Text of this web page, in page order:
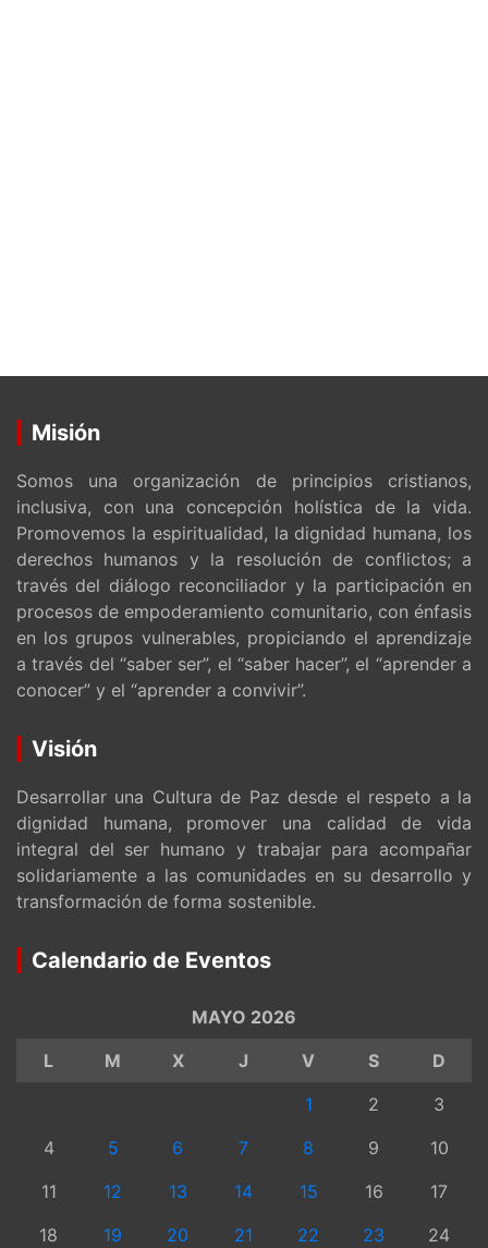
Misión
Somos una organización de principios cristianos,
inclusiva, con una concepción holística de la vida.
Promovemos la espiritualidad, la dignidad humana, los
derechos humanos y la resolución de conflictos; a
través del diálogo reconciliador y la participación en
procesos de empoderamiento comunitario, con énfasis
en los grupos vulnerables, propiciando el aprendizaje
a través del “saber ser”, el “saber hacer”, el “aprender a
conocer” y el “aprender a convivir”.
Visión
Desarrollar una Cultura de Paz desde el respeto a la
dignidad humana, promover una calidad de vida
integral del ser humano y trabajar para acompañar
solidariamente a las comunidades en su desarrollo y
transformación de forma sostenible.
Calendario de Eventos
MAYO 2026
L
M X J V S
D
1
2
3
4
5 6 7 8 9
10
11
12 13 14 15 16
17
18
19 20 21 22 23
24